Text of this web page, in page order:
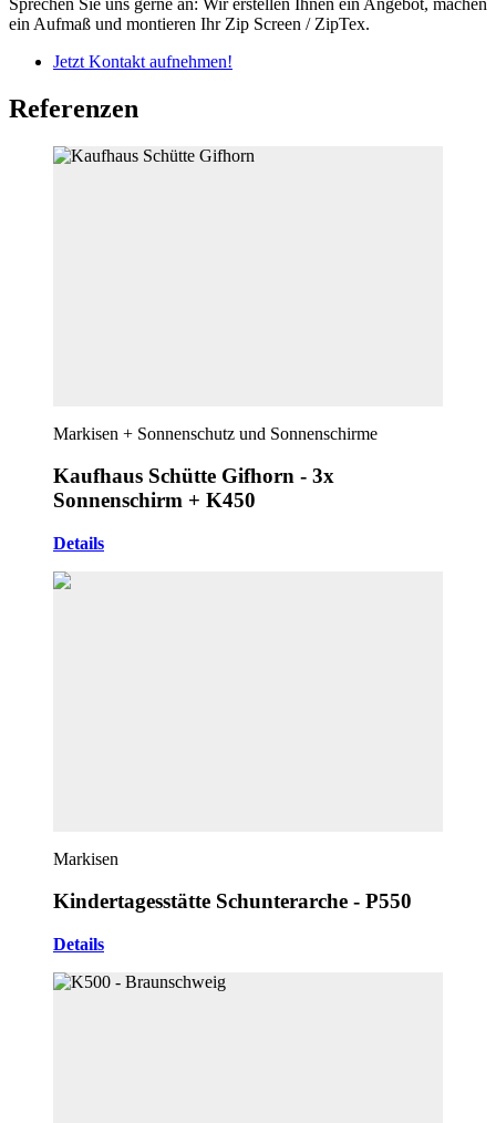
Sprechen Sie uns gerne an: Wir erstellen Ihnen ein Angebot, machen
ein Aufmaß und montieren Ihr Zip Screen / ZipTex.
Jetzt Kontakt aufnehmen!
Referenzen
Markisen + Sonnenschutz und Sonnenschirme
Kaufhaus Schütte Gifhorn - 3x
Sonnenschirm + K450
Details
Markisen
Kindertagesstätte Schunterarche - P550
Details